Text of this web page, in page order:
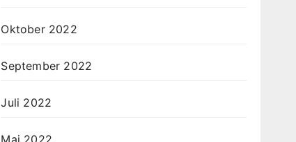
Oktober 2022
September 2022
Juli 2022
Mai 2022